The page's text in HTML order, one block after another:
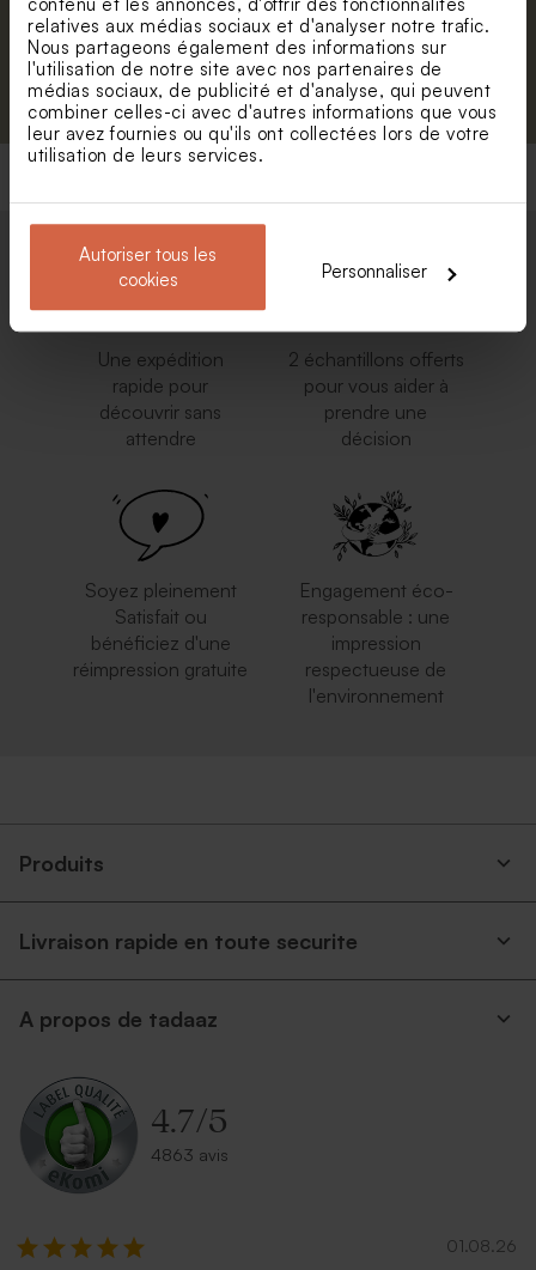
relatives aux médias sociaux et d'analyser notre trafic.
Nous partageons également des informations sur
l'utilisation de notre site avec nos partenaires de
médias sociaux, de publicité et d'analyse, qui peuvent
combiner celles-ci avec d'autres informations que vous
leur avez fournies ou qu'ils ont collectées lors de votre
utilisation de leurs services.
Autoriser tous les
cookies
Personnaliser
S'abonner
Une expédition
rapide pour
découvrir sans
attendre
2 échantillons offerts
pour vous aider à
prendre une
décision
Soyez pleinement
Satisfait ou
bénéficiez d'une
réimpression gratuite
Engagement éco-
responsable : une
impression
respectueuse de
l'environnement
Produits
Livraison rapide en toute securite
A propos de tadaaz
4.7/5
4863 avis
01.08.26